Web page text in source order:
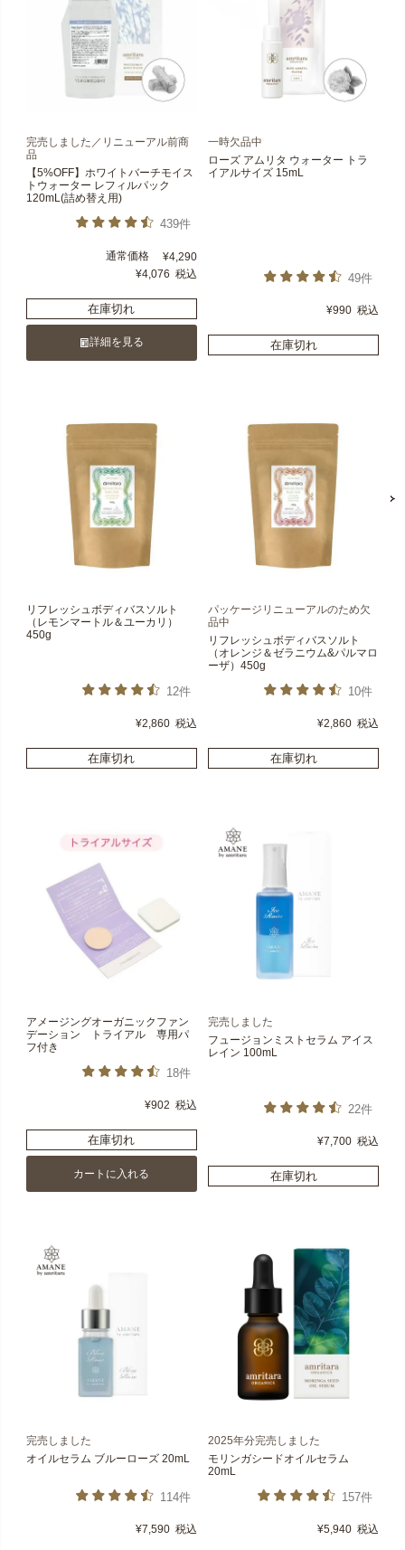
完売しました／リニューアル前商
品
【5%OFF】ホワイトバーチモイス
トウォーター レフィルパック
120mL(詰め替え用)
439件
通常価格 ¥4,290
¥4,076 税込
在庫切れ
詳細を見る
一時欠品中
ローズ アムリタ ウォーター トラ
イアルサイズ 15mL
49件
¥990 税込
在庫切れ
リフレッシュボディバスソルト
（レモンマートル＆ユーカリ）
450g
12件
¥2,860 税込
在庫切れ
パッケージリニューアルのため欠
品中
リフレッシュボディバスソルト
（オレンジ＆ゼラニウム&パルマロ
ーザ）450g
10件
¥2,860 税込
在庫切れ
アメージングオーガニックファン
デーション トライアル 専用パ
フ付き
18件
¥902 税込
在庫切れ
カートに入れる
完売しました
フュージョンミストセラム アイス
レイン 100mL
22件
¥7,700 税込
在庫切れ
完売しました
オイルセラム ブルーローズ 20mL
114件
¥7,590 税込
2025年分完売しました
モリンガシードオイルセラム
20mL
157件
¥5,940 税込